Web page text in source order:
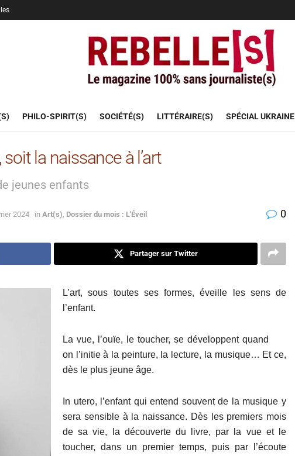
PHILO-SPIRIT(S) SOCIÉTÉ(S) LITTÉRAIRE(S) SPÉCIAL UKRAINE
la naissance à l’art
jeunes enfants
2024 in Art(s) Dossier du mois : L'Éveil 0
Partager sur Twitter
L’art, sous toutes ses formes, éveille les sens de
l’enfant.
La vue, l’ouïe, le toucher, se développent quand
on l’initie à la peinture, la lecture, la musique… Et ce,
dès le plus jeune âge.
In utero, l’enfant qui entend souvent de la musique y
sera sensible à la naissance. Dès les premiers mois
de sa vie, la découverte du livre, par la vue et le
toucher, dans un premier temps, puis par l’écoute